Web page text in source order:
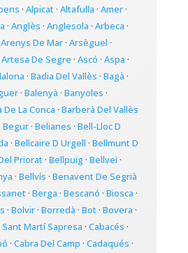
· Alpicat· Altafulla · Amer·
· Anglès · Anglesola · Arbeca ·
Arenys De Mar· Arsèguel ·
Artesa De Segre · Ascó · Aspa ·
· Badia Del Vallès · Bagà ·
· Balenyà · Banyoles ·
La Conca · Barberà Del Vallès
Begur· Belianes · Bell-Lloc D
· Bellcaire D Urgell · Bellmunt D
Priorat· Bellpuig· Bellvei ·
· Bellvís · Benavent De Segrià
· Berga · Bescanó · Biosca ·
· Bolvir· Borredà · Bot· Bovera ·
Martí Sapresa · Cabacés ·
· Cabra Del Camp · Cadaqués ·